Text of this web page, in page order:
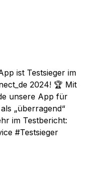
ist Testsieger im
2024! 🏆 Mit
unsere App für
„überragend“
im Testbericht:
#Testsieger